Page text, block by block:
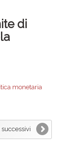
di
monetaria
successivi